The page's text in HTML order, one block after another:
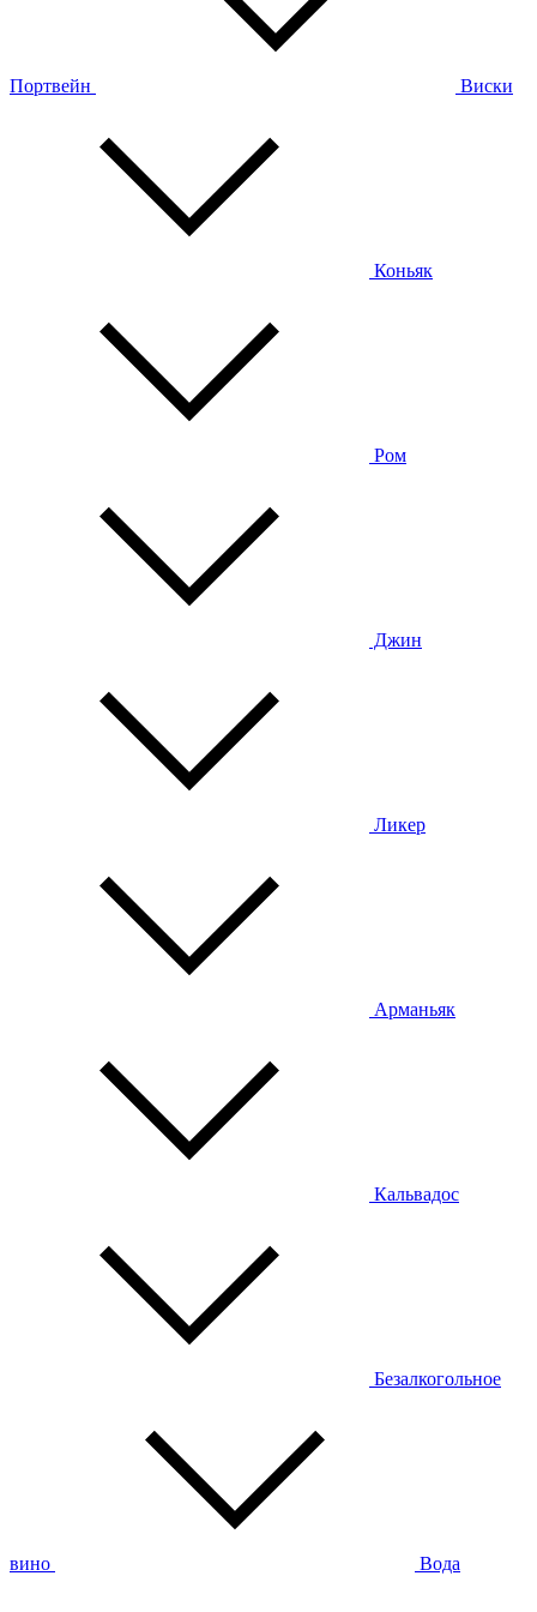
Портвейн Виски
Коньяк
Ром
Джин
Ликер
Арманьяк
Кальвадос
Безалкогольное
вино Вода